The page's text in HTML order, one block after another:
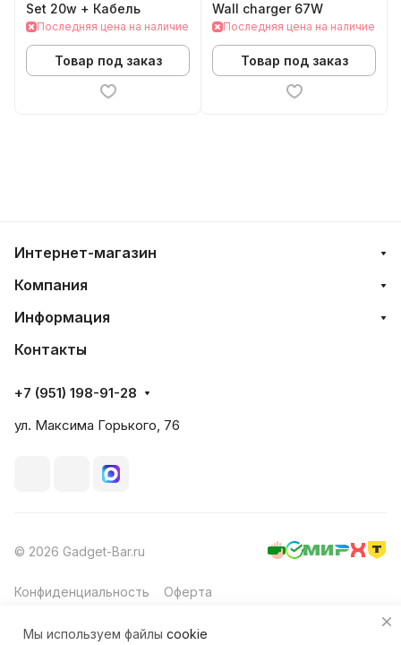
Set 20w + Кабель
Последняя цена на наличие
Товар под заказ
Wall charger 67W
Последняя цена на наличие
Товар под заказ
Интернет-магазин
Компания
Информация
Контакты
+7 (951) 198-91-28
ул. Максима Горького, 76
© 2026 Gadget-Bar.ru
Конфиденциальность Оферта
Мы используем файлы cookie